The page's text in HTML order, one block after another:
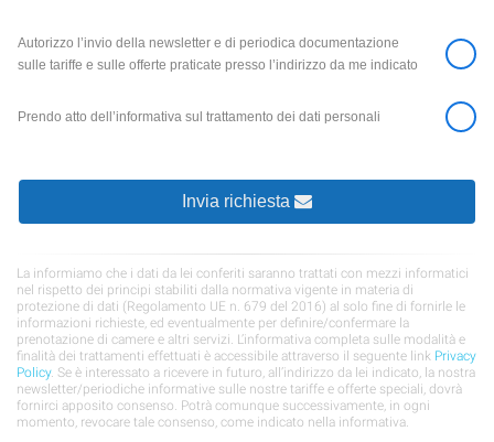
Autorizzo l’invio della newsletter e di periodica documentazione
sulle tariffe e sulle offerte praticate presso l’indirizzo da me indicato
Prendo atto dell’informativa sul trattamento dei dati personali
Invia richiesta
La informiamo che i dati da lei conferiti saranno trattati con mezzi informatici
nel rispetto dei principi stabiliti dalla normativa vigente in materia di
protezione di dati (Regolamento UE n. 679 del 2016) al solo fine di fornirle le
informazioni richieste, ed eventualmente per definire/confermare la
prenotazione di camere e altri servizi. L’informativa completa sulle modalità e
finalità dei trattamenti effettuati è accessibile attraverso il seguente link Privacy
Policy. Se è interessato a ricevere in futuro, all’indirizzo da lei indicato, la nostra
newsletter/periodiche informative sulle nostre tariffe e offerte speciali, dovrà
fornirci apposito consenso. Potrà comunque successivamente, in ogni
momento, revocare tale consenso, come indicato nella informativa.